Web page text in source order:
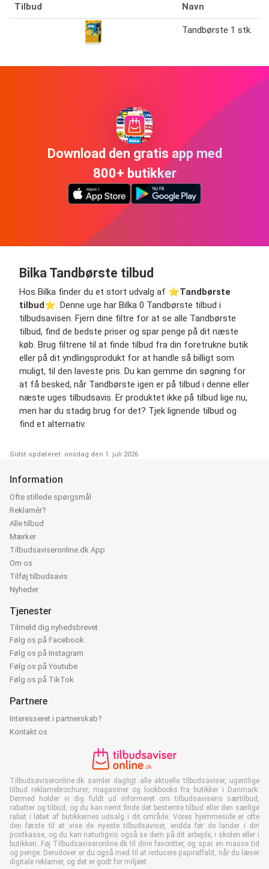
Tilbud Navn
Tandbørste 1 stk.
Download den gratis app med
800+ butikker
Bilka Tandbørste tilbud
Hos Bilka finder du et stort udvalg af ⭐️Tandbørste
tilbud⭐️. Denne uge har Bilka 0 Tandbørste tilbud i
tilbudsavisen. Fjern dine filtre for at se alle Tandbørste
tilbud, find de bedste priser og spar penge på dit næste
køb. Brug filtrene til at finde tilbud fra din foretrukne butik
eller på dit yndlingsprodukt for at handle så billigt som
muligt, til den laveste pris. Du kan gemme din søgning for
at få besked, når Tandbørste igen er på tilbud i denne eller
næste uges tilbudsavis. Er produktet ikke på tilbud lige nu,
men har du stadig brug for det? Tjek lignende tilbud og
find et alternativ.
Sidst opdateret: onsdag den 1. juli 2026
Information
Ofte stillede spørgsmål
Reklamér?
Alle tilbud
Mærker
Tilbudsaviseronline.dk App
Om os
Tilføj tilbudsavis
Nyheder
Tjenester
Tilmeld dig nyhedsbrevet
Følg os på Facebook
Følg os på Instagram
Følg os på Youtube
Følg os på TikTok
Partnere
Interesseret i partnerskab?
Kontakt os
Tilbudsaviseronline.dk samler dagligt alle aktuelle tilbudsaviser, ugentlige
tilbud reklamebrochurer, magasiner og lookbooks fra butikker i Danmark.
Dermed holder vi dig fuldt ud informeret om tilbudsavisens særtilbud,
rabatter og tilbud, og du kan nemt finde det bestemte tilbud eller den særlige
rabat i løbet af butikkernes udsalg i dit område. Vores hjemmeside er ofte
den første til at vise de nyeste tilbudsaviser, endda før de lander i din
postkasse, og du kan naturligvis også se dem på dit arbejde, i skolen eller i
butikken. Føj Tilbudsaviseronline.dk til dine favoritter, og spar en masse tid
og penge. Derudover er du også med til at reducere papiraffald, når du læser
digitale reklamer, og det er godt for miljøet.